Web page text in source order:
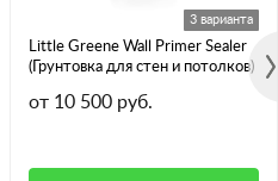
3 варианта
Little Greene Wall Primer Sealer
(Грунтовка для стен и потолков)
от 10 500 руб.